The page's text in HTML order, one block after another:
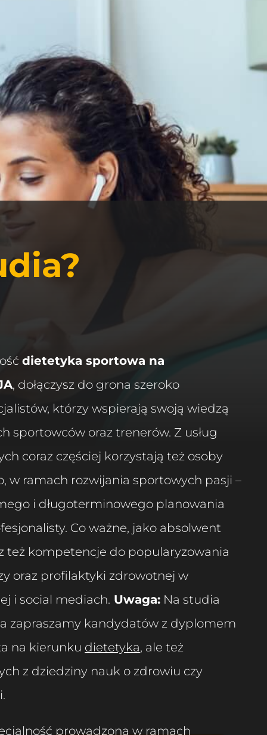
dietetyka sportowa na
, dołączysz do grona szeroko
którzy wspierają swoją wiedzą
sportowców oraz trenerów. Z usług
coraz częściej korzystają też osoby
w ramach rozwijania sportowych pasji –
i długoterminowego planowania
Co ważne, jako absolwent
też kompetencje do popularyzowania
oraz profilaktyki zdrowotnej w
i social mediach. Uwaga: Na studia
zapraszamy kandydatów z dyplomem
na kierunku dietetyka, ale też
z dziedziny nauk o zdrowiu czy
prowadzoną w ramach